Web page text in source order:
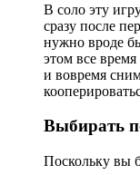
В соло эту
сразу после
нужно вроде
этом все
и вовремя
Выбирать
Поскольку вы